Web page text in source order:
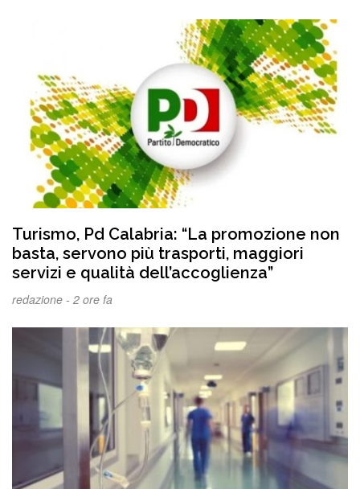
Turismo, Pd Calabria: “La promozione non
basta, servono più trasporti, maggiori
servizi e qualità dell’accoglienza”
redazione - 2 ore fa